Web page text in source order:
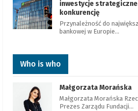
inwestycje
konkurencję
Przynależność do
bankowej w Europie…
Who is who
Małgorzata Morańska
Małgorzata Morańska
Prezes Zarządu Fundacji…